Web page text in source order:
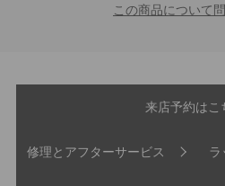
この商品について
来店予約はこ
修理とアフターサービス